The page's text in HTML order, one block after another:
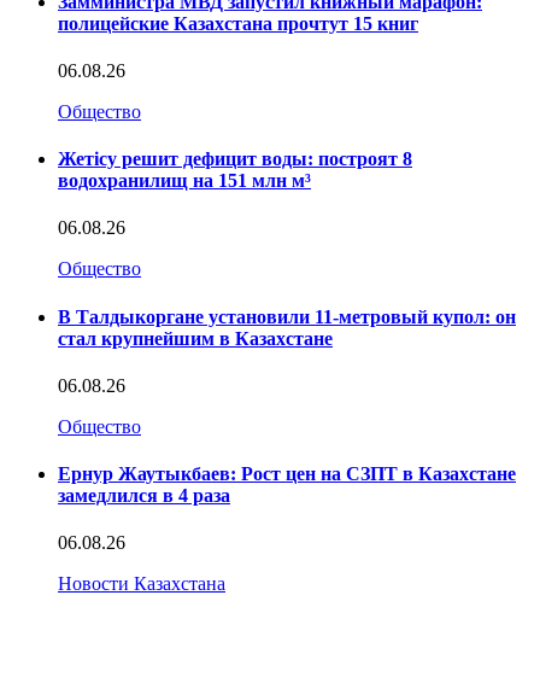
полицейские Казахстана прочтут 15 книг
06.08.26
Общество
Жетісу решит дефицит воды: построят 8
водохранилищ на 151 млн м³
06.08.26
Общество
В Талдыкоргане установили 11-метровый купол: он
стал крупнейшим в Казахстане
06.08.26
Общество
Ернур Жаутыкбаев: Рост цен на СЗПТ в Казахстане
замедлился в 4 раза
06.08.26
Новости Казахстана